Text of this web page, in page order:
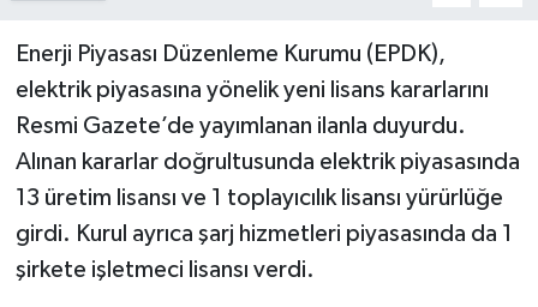
Enerji Piyasası Düzenleme Kurumu (EPDK),
elektrik piyasasına yönelik yeni lisans kararlarını
Resmi Gazete’de yayımlanan ilanla duyurdu.
Alınan kararlar doğrultusunda elektrik piyasasında
13 üretim lisansı ve 1 toplayıcılık lisansı yürürlüğe
girdi. Kurul ayrıca şarj hizmetleri piyasasında da 1
şirkete işletmeci lisansı verdi.